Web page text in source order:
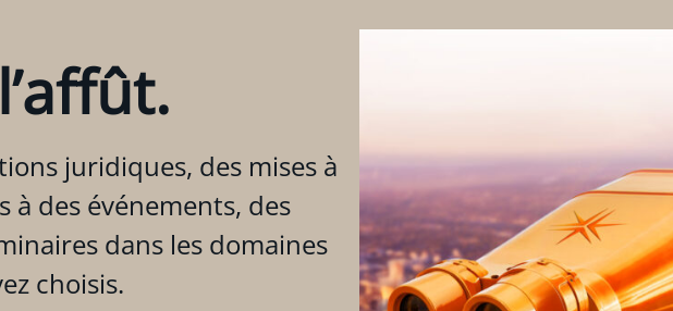
juridiques, des mises à
des événements, des
dans les domaines
choisis.